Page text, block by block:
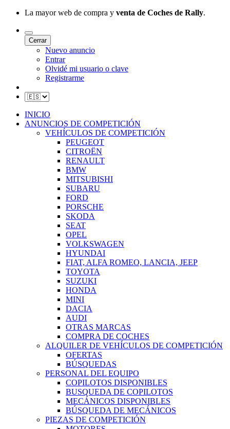
La mayor web de compra y venta de Coches de Rally.
Cerrar
Nuevo anuncio
Entrar
Olvidé mi usuario o clave
Registrarme
INICIO
ANUNCIOS DE COMPETICIÓN
VEHÍCULOS DE COMPETICIÓN
PEUGEOT
CITROËN
RENAULT
BMW
MITSUBISHI
SUBARU
FORD
PORSCHE
SKODA
SEAT
OPEL
VOLKSWAGEN
HYUNDAI
FIAT, ALFA ROMEO, LANCIA, JEEP
TOYOTA
SUZUKI
HONDA
MINI
DACIA
AUDI
OTRAS MARCAS
COMPRA DE COCHES
ALQUILER DE VEHÍCULOS DE COMPETICIÓN
OFERTAS
BÚSQUEDAS
PERSONAL DEL EQUIPO
COPILOTOS DISPONIBLES
BUSQUEDA DE COPILOTOS
MECÁNICOS DISPONIBLES
BÚSQUEDA DE MECÁNICOS
PIEZAS DE COMPETICIÓN